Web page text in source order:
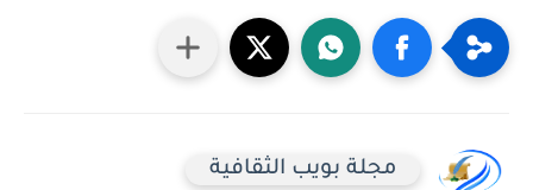
مجلة بويب الثقافية